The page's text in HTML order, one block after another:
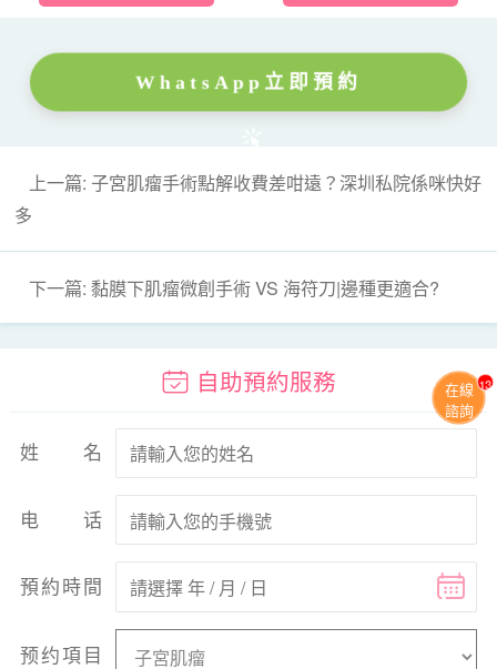
WhatsApp立即預約
上一篇: 子宮肌瘤手術點解收費差咁遠？深圳私院係咪快好
多
下一篇: 黏膜下肌瘤微創手術 VS 海符刀|邊種更適合?
自助預約服務
姓名
电话
預約時間
预约項目
在線
諮詢
13